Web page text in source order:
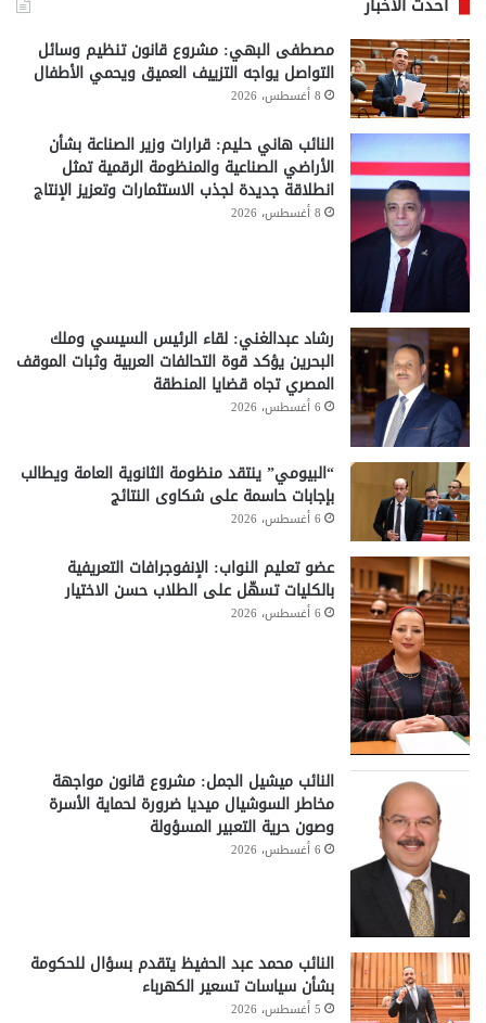
مصطفى البهي: مشروع قانون تنظيم وسائل
التواصل يواجه التزييف العميق ويحمي الأطفال
8 أغسطس، 2026
النائب هاني حليم: قرارات وزير الصناعة بشأن
الأراضي الصناعية والمنظومة الرقمية تمثل
انطلاقة جديدة لجذب الاستثمارات وتعزيز الإنتاج
8 أغسطس، 2026
رشاد عبدالغني: لقاء الرئيس السيسي وملك
البحرين يؤكد قوة التحالفات العربية وثبات الموقف
المصري تجاه قضايا المنطقة
6 أغسطس، 2026
“البيومي” ينتقد منظومة الثانوية العامة ويطالب
بإجابات حاسمة على شكاوى النتائج
6 أغسطس، 2026
عضو تعليم النواب: الإنفوجرافات التعريفية
بالكليات تسهّل على الطلاب حسن الاختيار
6 أغسطس، 2026
النائب ميشيل الجمل: مشروع قانون مواجهة
مخاطر السوشيال ميديا ضرورة لحماية الأسرة
وصون حرية التعبير المسؤولة
6 أغسطس، 2026
النائب محمد عبد الحفيظ يتقدم بسؤال للحكومة
بشأن سياسات تسعير الكهرباء
5 أغسطس، 2026